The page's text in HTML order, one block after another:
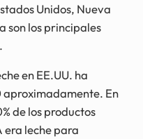
Unidos, Nueva
son los principales
en EE.UU. ha
aproximadamente. En
de los productos
era leche para